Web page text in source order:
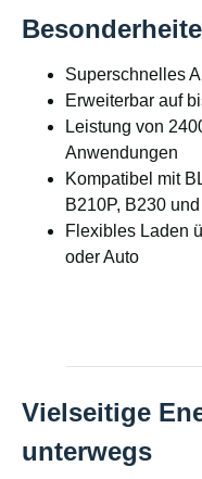
Superschnelles
Erweiterbar auf
Leistung von
Anwendungen
Kompatibel mit
B210P, B230
Flexibles Laden
oder Auto
Vielseitige
unterwegs